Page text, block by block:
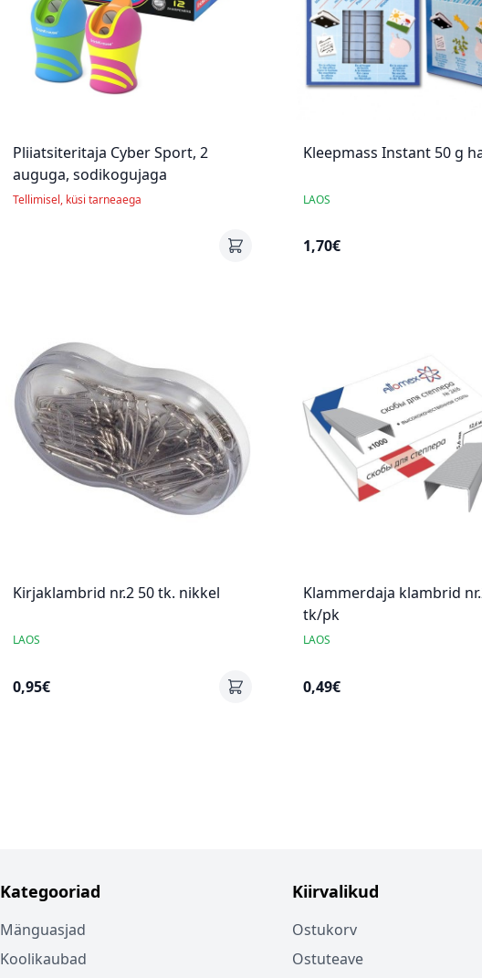
Pliiatsiteritaja Cyber Sport, 2
auguga, sodikogujaga
Tellimisel, küsi tarneaega
Kleepmass Instant 50 g
LAOS
1,70€
Kirjaklambrid nr.2 50 tk. nikkel
LAOS
0,95€
Klammerdaja klambrid
tk/pk
LAOS
0,49€
Kategooriad
Mänguasjad
Koolikaubad
Kiirvalikud
Ostukorv
Ostuteave